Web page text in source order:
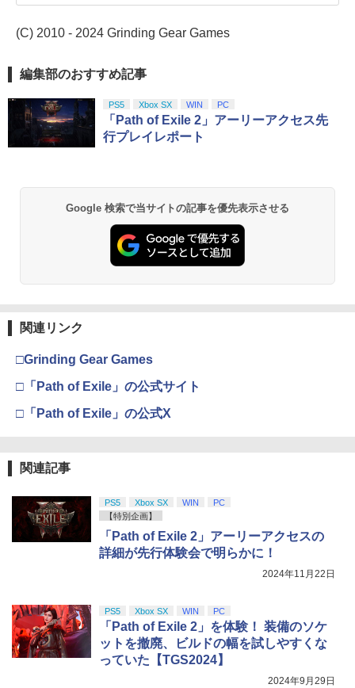
(C) 2010 - 2024 Grinding Gear Games
編集部のおすすめ記事
PS5 Xbox SX WIN PC
「Path of Exile 2」アーリーアクセス先
行プレイレポート
Google 検索で当サイトの記事を優先表示させる
関連リンク
□Grinding Gear Games
□「Path of Exile」の公式サイト
□「Path of Exile」の公式X
関連記事
PS5 Xbox SX WIN
PC
【特別企画】
「Path of Exile 2」アーリーアクセスの
詳細が先行体験会で明らかに！
2024年11月22日
PS5 Xbox SX WIN PC
「Path of Exile 2」を体験！ 装備のソケ
ットを撤廃、ビルドの幅を試しやすくな
っていた【TGS2024】
2024年9月29日